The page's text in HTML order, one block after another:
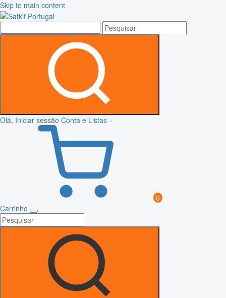
Skip to main content
Olá, Iniciar sessão Conta e Listas
0
Carrinho